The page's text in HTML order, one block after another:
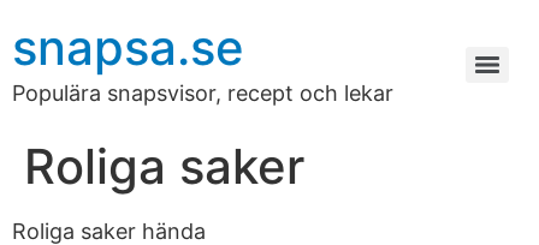
snapsa.se
Populära snapsvisor, recept och lekar
Roliga saker
Roliga saker hända